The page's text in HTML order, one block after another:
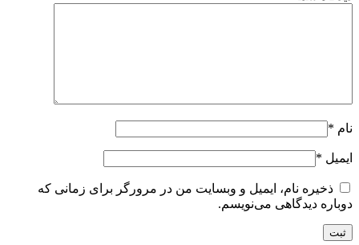
نام *
ایمیل *
ذخیره نام، ایمیل و وبسایت من در مرورگر برای زمانی که
دوباره دیدگاهی می‌نویسم.